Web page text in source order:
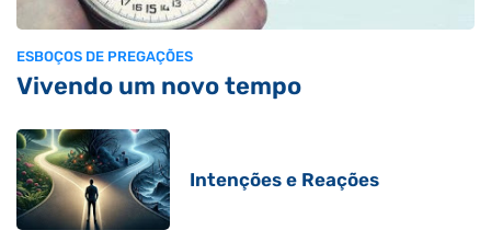
ESBOÇOS DE PREGAÇÕES
Vivendo um novo tempo
Intenções e Reações